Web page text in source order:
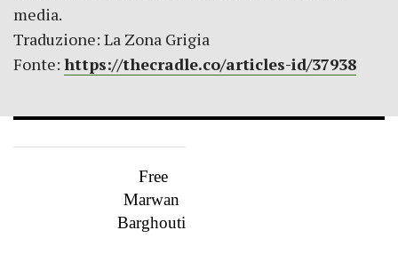
media.
Traduzione: La Zona Grigia
Fonte: https://thecradle.co/articles-id/37938
Free
Marwan
Barghouti